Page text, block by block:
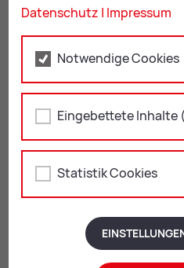
Bewilligungspflichtiges
Meldepflichtiges
Zusätzlich bei mehr als
und Abbruchabfällen
Die Gebühren im Zuge
Datenschutz | Impressum
Notwendige Cookies
Eingebettete Inhalte
Statistik Cookies